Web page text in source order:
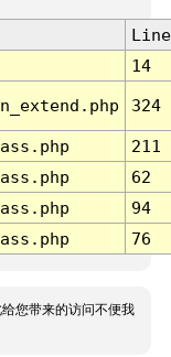
Line
14
324
211
62
94
76
您带来的访问不便我